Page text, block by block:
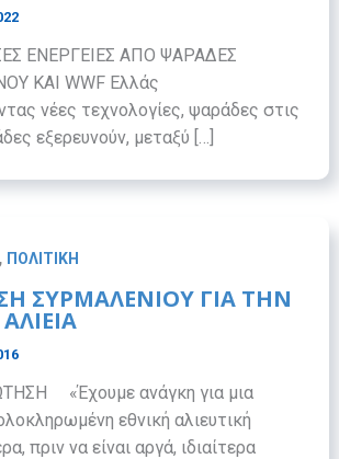
ΕΝΕΡΓΕΙΕΣ ΑΠΟ ΨΑΡΑΔΕΣ
ΚΑΙ WWF Ελλάς
νέες τεχνολογίες, ψαράδες στις
εξερευνούν, μεταξύ […]
ΠΟΛΙΤΙΚΗ
ΣΥΡΜΑΛΕΝΙΟΥ ΓΙΑ ΤΗΝ
«Έχουμε ανάγκη για μια
εθνική αλιευτική
πριν να είναι αργά, ιδιαίτερα